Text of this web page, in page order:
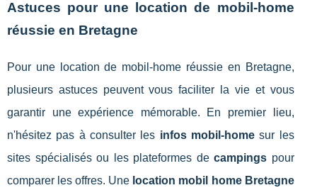
Astuces pour une location de mobil-home
réussie en Bretagne
Pour une location de mobil-home réussie en Bretagne,
plusieurs astuces peuvent vous faciliter la vie et vous
garantir une expérience mémorable. En premier lieu,
n'hésitez pas à consulter les infos mobil-homesur les
sites spécialisés ou les plateformes decampings pour
comparer les offres. Une location mobil home Bretagne